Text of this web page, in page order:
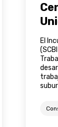
El